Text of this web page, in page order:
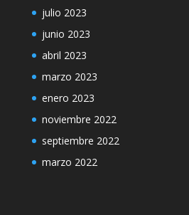
julio 2023
junio 2023
abril 2023
marzo 2023
enero 2023
noviembre 2022
septiembre 2022
marzo 2022